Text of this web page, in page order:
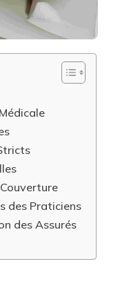
des Praticiens
des Assurés